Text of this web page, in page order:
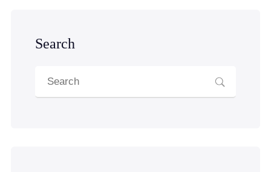
Search